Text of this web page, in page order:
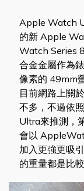
Apple Watch
的新 Apple
Watch Series
合金金屬作為
像素的 49mm
目前網路上關
不多，不過依
Ultra來推測，
會以
加入更強更吸
的重量都是比